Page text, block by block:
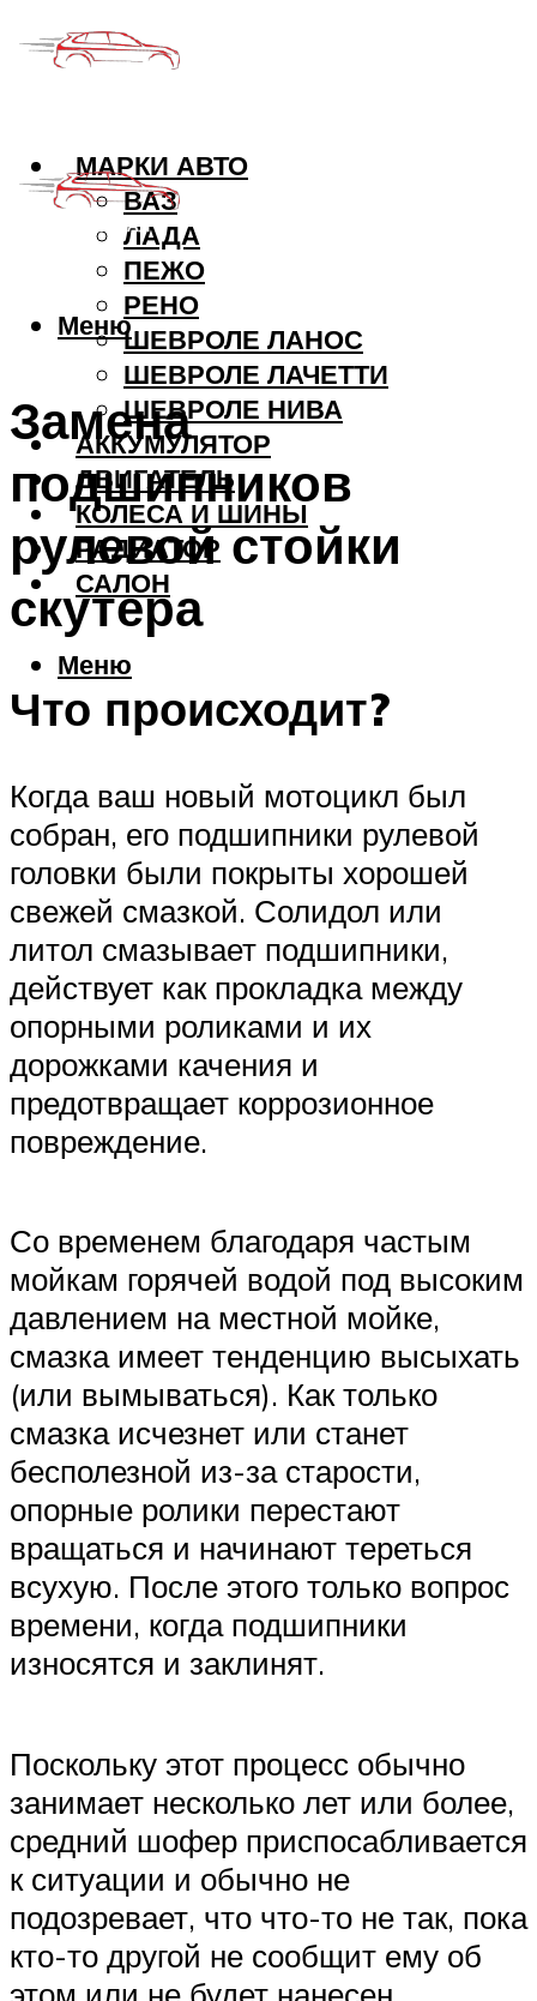
МАРКИ АВТО
ВАЗ
ЛАДА
ПЕЖО
РЕНО
ШЕВРОЛЕ ЛАНОС
ШЕВРОЛЕ ЛАЧЕТТИ
ШЕВРОЛЕ НИВА
АККУМУЛЯТОР
ДВИГАТЕЛЬ
КОЛЕСА И ШИНЫ
РАДИАТОР
САЛОН
Меню
Меню
Замена
подшипников
рулевой стойки
скутера
Что происходит?
Когда ваш новый мотоцикл был
собран, его подшипники рулевой
головки были покрыты хорошей
свежей смазкой. Солидол или
литол смазывает подшипники,
действует как прокладка между
опорными роликами и их
дорожками качения и
предотвращает коррозионное
повреждение.
Со временем благодаря частым
мойкам горячей водой под высоким
давлением на местной мойке,
смазка имеет тенденцию высыхать
(или вымываться). Как только
смазка исчезнет или станет
бесполезной из-за старости,
опорные ролики перестают
вращаться и начинают тереться
всухую. После этого только вопрос
времени, когда подшипники
износятся и заклинят.
Поскольку этот процесс обычно
занимает несколько лет или более,
средний шофер приспосабливается
к ситуации и обычно не
подозревает, что что-то не так, пока
кто-то другой не сообщит ему об